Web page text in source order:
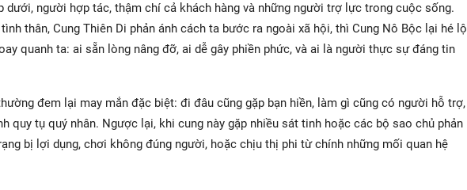
dưới, người hợp tác, thậm chí cả khách hàng và những người trợ lực trong cuộc sống.
thân, Cung Thiên Di phản ánh cách ta bước ra ngoài xã hội, thì Cung Nô Bộc lại hé lộ
quanh ta: ai sẵn lòng nâng đỡ, ai dễ gây phiền phức, và ai là người thực sự đáng tin
đem lại may mắn đặc biệt: đi đâu cũng gặp bạn hiền, làm gì cũng có người hỗ trợ,
quy tụ quý nhân. Ngược lại, khi cung này gặp nhiều sát tinh hoặc các bộ sao chủ phản
bị lợi dụng, chơi không đúng người, hoặc chịu thị phi từ chính những mối quan hệ